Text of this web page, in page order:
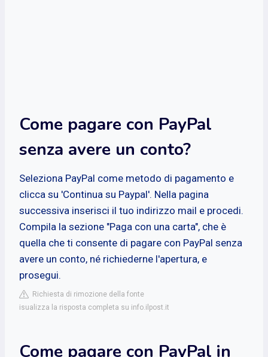
Come pagare con PayPal
senza avere un conto?
Seleziona PayPal come metodo di pagamento e
clicca su 'Continua su Paypal'. Nella pagina
successiva inserisci il tuo indirizzo mail e procedi.
Compila la sezione "Paga con una carta", che è
quella che ti consente di pagare con PayPal senza
avere un conto, né richiederne l'apertura, e
prosegui.
Richiesta di rimozione della fonte
isualizza la risposta completa su info.ilpost.it
Come pagare con PayPal in